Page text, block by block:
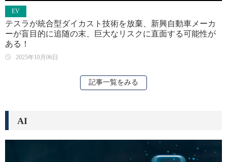
EV
テスラが統合型ダイカスト技術を放棄、新興自動車メーカ
ーが盲目的に追随の末、巨大なリスクに直面する可能性が
ある！
2025年10月06日
記事一覧をみる
AI